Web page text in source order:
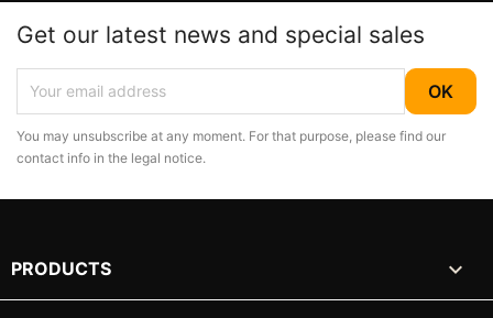
Get our latest news and special sales
You may unsubscribe at any moment. For that purpose, please find our
contact info in the legal notice.
PRODUCTS 